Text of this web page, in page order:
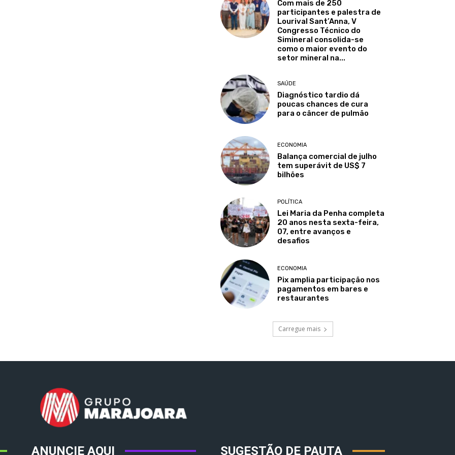
Com mais de 250
participantes e palestra de
Lourival Sant’Anna, V
Congresso Técnico do
Simineral consolida-se
como o maior evento do
setor mineral na...
SAÚDE
Diagnóstico tardio dá
poucas chances de cura
para o câncer de pulmão
ECONOMIA
Balança comercial de julho
tem superávit de US$ 7
bilhões
POLÍTICA
Lei Maria da Penha completa
20 anos nesta sexta-feira,
07, entre avanços e
desafios
ECONOMIA
Pix amplia participação nos
pagamentos em bares e
restaurantes
Carregue mais
ANUNCIE AQUI SUGESTÃO DE PAUTA